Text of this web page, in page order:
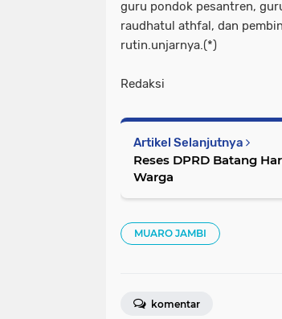
guru pondok pesantren,
raudhatul athfal, dan
rutin.unjarnya.(*)
Redaksi
Artikel Selanjutnya
Reses DPRD Batang
Warga
MUARO JAMBI
komentar